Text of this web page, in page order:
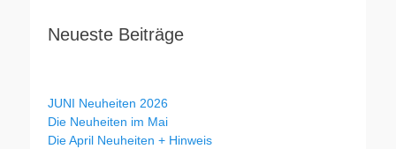
Neueste Beiträge
JUNI Neuheiten 2026
Die Neuheiten im Mai
Die April Neuheiten + Hinweis